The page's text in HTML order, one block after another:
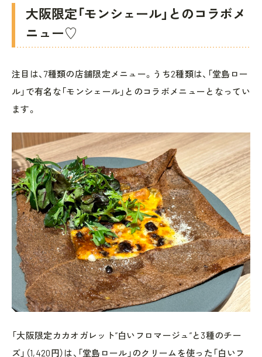
大阪限定「モンシェール」とのコラボメ
ニュー♡
注目は、7種類の店舗限定メニュー。うち2種類は、「堂島ロー
ル」で有名な「モンシェール」とのコラボメニューとなってい
ます。
「大阪限定カカオガレット”白いフロマージュ”と3種のチー
ズ」（1,420円）は、「堂島ロール」のクリームを使った「白いフ